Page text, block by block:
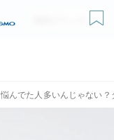
無料ダウンロード
悩んでた人多いんじゃない